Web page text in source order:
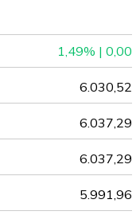
1,49% | 0,00
6.030,52
6.037,29
6.037,29
5.991,96